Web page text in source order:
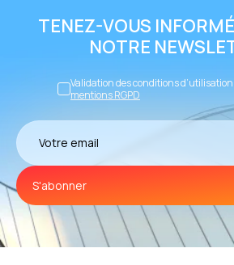
TENEZ-VOUS
NOTRE
Validation des conditions
mentions RGPD
S'abonner